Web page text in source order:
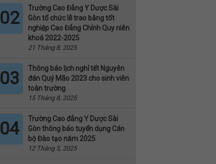
02
Trường Cao Đẳng Y Dược Sài
Gòn tổ chức lễ trao bằng tốt
nghiệp Cao Đẳng Chính Quy niên
khoá 2022-2025
21 Tháng 8, 2025
03
Thông báo lịch nghỉ tết Nguyên
đán Quý Mão 2023 cho sinh viên
toàn trường
15 Tháng 8, 2025
04
Trường Cao đẳng Y Dược Sài
Gòn thông báo tuyển dụng Cán
bộ Đào tạo năm 2025
12 Tháng 5, 2025